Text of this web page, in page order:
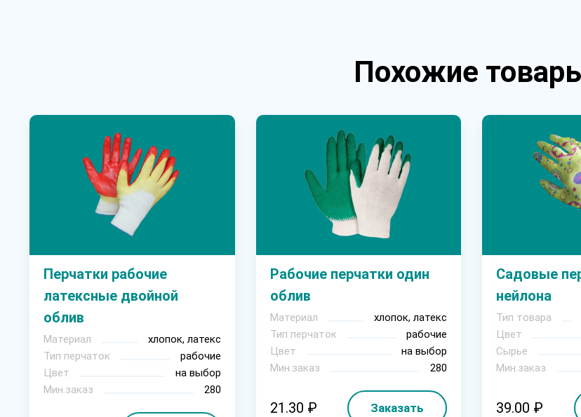
Похожие
Перчатки рабочие
латексные двойной
облив
Материал
хлопок, латекс
Тип перчаток
рабочие
Цвет
на выбор
Мин.заказ
280
Рабочие перчатки один
облив
Материал
хлопок, латекс
Тип перчаток
рабочие
Цвет
на выбор
Мин.заказ
280
21.30 ₽ Заказать
Садовые
нейлона
Тип товара
Цвет
Сырье
Мин.заказ
39.00 ₽